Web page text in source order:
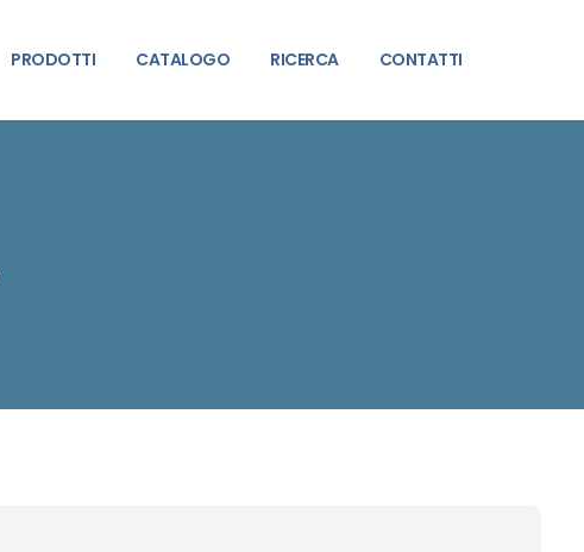
PRODOTTI CATALOGO RICERCA CONTATTI